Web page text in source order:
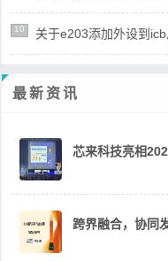
10 关于e203添加外设到
最新资讯
芯来科技亮相
跨界融合，协同